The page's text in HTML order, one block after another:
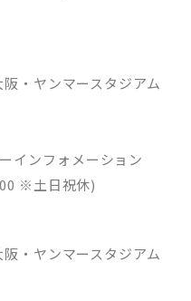
¥6,000（税別）
FILM ～THE ORIGIN
込）¥6,000（税別）
大規模のライブ「MGA MA
員し、2日目はWOWOWでの
ラットフォームでの「生配
・ヤンマースタジアム
インフォメーション
※土日祝休)
・ヤンマースタジアム